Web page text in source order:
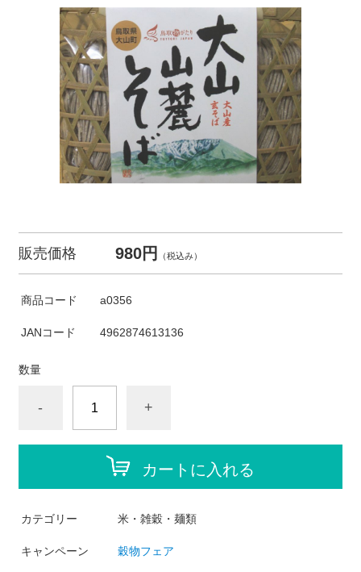
販売価格 980円 （税込み）
商品コード a0356
JANコード 4962874613136
数量
- +
カートに入れる
カテゴリー 米・雑穀・麺類
キャンペーン 穀物フェア